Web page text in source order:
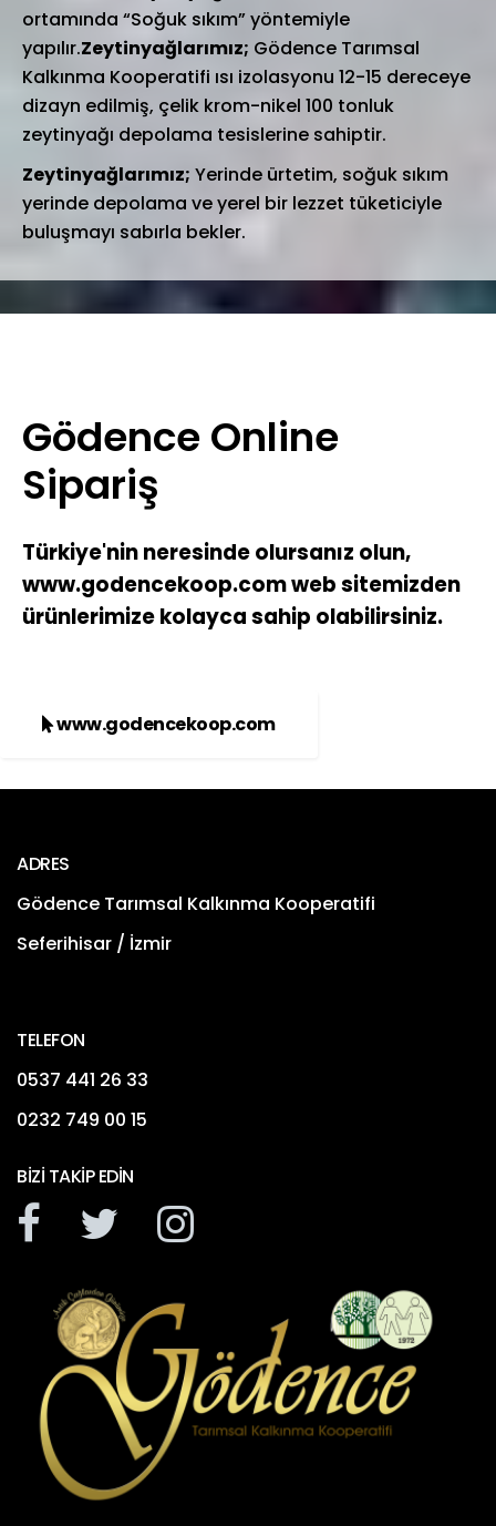
ortamında “Soğuk sıkım” yöntemiyle
yapılır.Zeytinyağlarımız; Gödence Tarımsal
Kalkınma Kooperatifi ısı izolasyonu 12-15 dereceye
dizayn edilmiş, çelik krom-nikel 100 tonluk
zeytinyağı depolama tesislerine sahiptir.
Zeytinyağlarımız; Yerinde ürtetim, soğuk sıkım
yerinde depolama ve yerel bir lezzet tüketiciyle
buluşmayı sabırla bekler.
Gödence Online
Sipariş
Türkiye'nin neresinde olursanız olun,
www.godencekoop.com web sitemizden
ürünlerimize kolayca sahip olabilirsiniz.
www.godencekoop.com
ADRES
Gödence Tarımsal Kalkınma Kooperatifi
Seferihisar / İzmir
TELEFON
0537 441 26 33
0232 749 00 15
BIZI TAKIP EDIN